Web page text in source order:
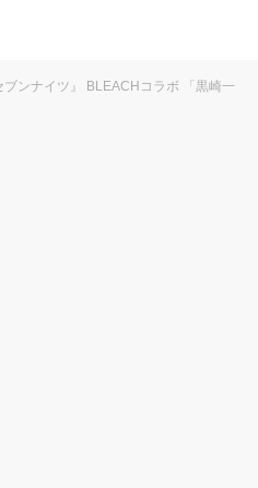
ブンナイツ』 BLEACHコラボ 「黒崎一